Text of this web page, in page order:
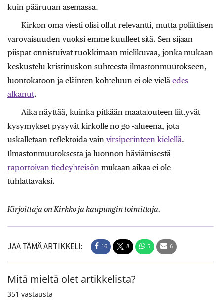
kuin pääruuan asemassa.
Kirkon oma viesti olisi ollut relevantti, mutta poliittisen
varovaisuuden vuoksi emme kuulleet sitä. Sen sijaan
piispat onnistuivat ruokkimaan mielikuvaa, jonka mukaan
keskustelu kristinuskon suhteesta ilmastonmuutokseen,
luontokatoon ja eläinten kohteluun ei ole vielä edes
alkanut.
Aika näyttää, kuinka pitkään maatalouteen liittyvät
kysymykset pysyvät kirkolle no go -alueena, jota
uskalletaan reflektoida vain virsiperinteen kielellä.
Ilmastonmuutoksesta ja luonnon häviämisestä
raportoivan tiedeyhteisön mukaan aikaa ei ole
tuhlattavaksi.
Kirjoittaja on Kirkko ja kaupungin toimittaja.
JAA TÄMÄ ARTIKKELI: 16 8 5 6
Mitä mieltä olet artikkelista?
351 vastausta